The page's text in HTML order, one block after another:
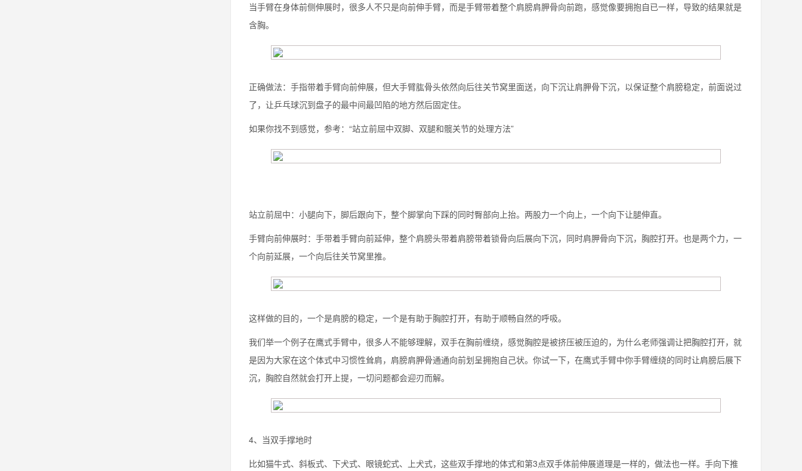
当手臂在身体前侧伸展时，很多人不只是向前伸手臂，而是手臂带着整个肩膀肩胛骨向前跑，感觉像要拥抱自已一样，导致的结果就是
含胸。
正确做法：手指带着手臂向前伸展，但大手臂肱骨头依然向后往关节窝里面送，向下沉让肩胛骨下沉，以保证整个肩膀稳定，前面说过
了，让乒乓球沉到盘子的最中间最凹陷的地方然后固定住。
如果你找不到感觉，参考：“站立前屈中双脚、双腿和髋关节的处理方法”
站立前屈中：小腿向下，脚后跟向下，整个脚掌向下踩的同时臀部向上抬。两股力一个向上，一个向下让腿伸直。
手臂向前伸展时：手带着手臂向前延伸，整个肩膀头带着肩膀带着锁骨向后展向下沉，同时肩胛骨向下沉，胸腔打开。也是两个力，一
个向前延展，一个向后往关节窝里推。
这样做的目的，一个是肩膀的稳定，一个是有助于胸腔打开，有助于顺畅自然的呼吸。
我们举一个例子在鹰式手臂中，很多人不能够理解，双手在胸前缠绕，感觉胸腔是被挤压被压迫的，为什么老师强调让把胸腔打开，就
是因为大家在这个体式中习惯性耸肩，肩膀肩胛骨通通向前划呈拥抱自己状。你试一下，在鹰式手臂中你手臂缠绕的同时让肩膀后展下
沉，胸腔自然就会打开上提，一切问题都会迎刃而解。
4、当双手撑地时
比如猫牛式、斜板式、下犬式、眼镜蛇式、上犬式，这些双手撑地的体式和第3点双手体前伸展道理是一样的，做法也一样。手向下推